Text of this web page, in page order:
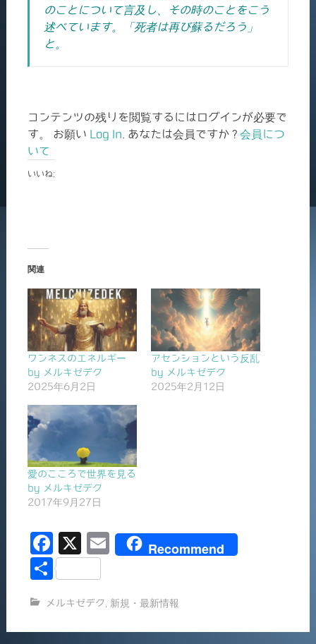
のことについて言及し、その時のことをこう
述べています。「死者は再び蘇るだろう」
と。
コンテンツの残りを閲覧するにはログインが必要で
す。 お願い Log In . あなたは会員ですか ? 会員につ
いて
いいね:
関連
ワンネスのエネルギー
by メルキゼデク
2025年6月2日
アセンションという反乱
by メルキゼデク
2025年2月12日
愛のこころで世界を見る
by メルキゼデク
2017年9月27日
F
a
e
b
X
E
l
Recommend
共
メルキゼデク 新規・最新情報